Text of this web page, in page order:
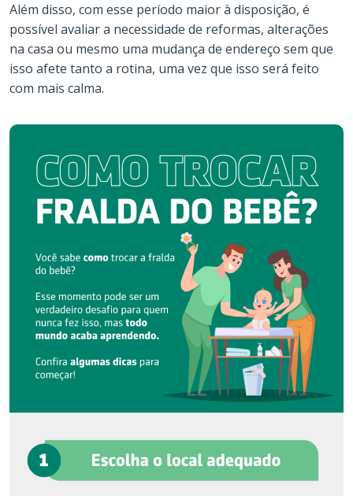
Além disso, com esse período maior à disposição, é
possível avaliar a necessidade de reformas, alterações
na casa ou mesmo uma mudança de endereço sem que
isso afete tanto a rotina, uma vez que isso será feito
com mais calma.